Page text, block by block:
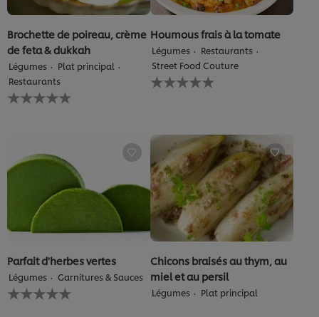
Brochette de poireau, crème
de feta & dukkah
Légumes
Plat principal
Restaurants
Aucune
évaluation
recipe
Houmous frais à la tomate
Légumes
Restaurants
Street Food Couture
Aucune
évaluation
recipe
Parfait d'herbes vertes
Légumes Garnitures & Sauces
Aucune
évaluation
Chicons braisés au thym, au
miel et au persil
Légumes Plat principal